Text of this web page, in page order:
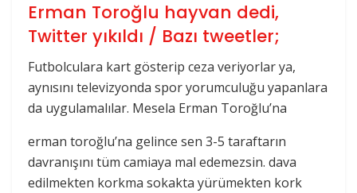
Erman Toroğlu hayvan dedi,
Twitter yıkıldı / Bazı tweetler;
Futbolculara kart gösterip ceza veriyorlar ya,
aynısını televizyonda spor yorumculuğu yapanlara
da uygulamalılar. Mesela Erman Toroğlu’na
erman toroğlu’na gelince sen 3-5 taraftarın
davranışını tüm camiaya mal edemezsin. dava
edilmekten korkma sokakta yürümekten kork